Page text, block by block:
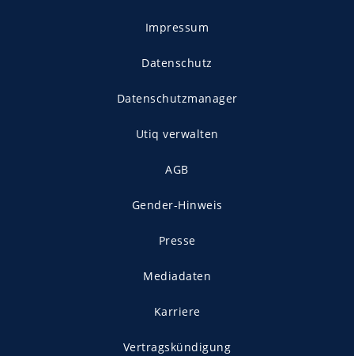
Impressum
Datenschutz
Datenschutzmanager
Utiq verwalten
AGB
Gender-Hinweis
Presse
Mediadaten
Karriere
Vertragskündigung